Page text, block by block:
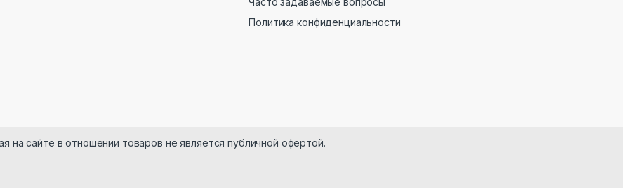
Политика конфиденциальности
на сайте в отношении товаров не является публичной офертой.